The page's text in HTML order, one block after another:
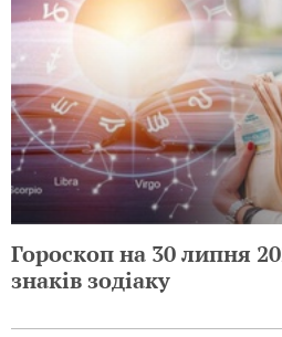
Гороскоп на 30 липня
знаків зодіаку